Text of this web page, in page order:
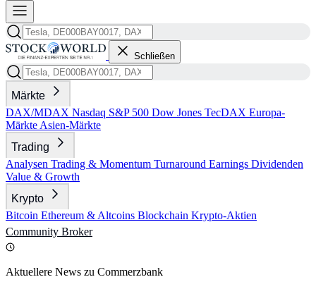
Schließen
Märkte
DAX/MDAX Nasdaq S&P 500 Dow Jones TecDAX Europa-
Märkte Asien-Märkte
Trading
Analysen Trading & Momentum Turnaround Earnings Dividenden
Value & Growth
Krypto
Bitcoin Ethereum & Altcoins Blockchain Krypto-Aktien
Community Broker
Aktuellere News zu Commerzbank